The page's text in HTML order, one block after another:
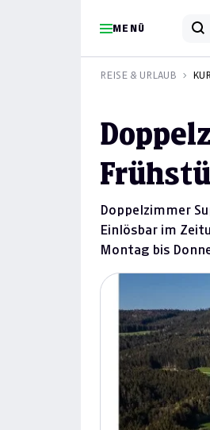
MENÜ
REISE & URLAUB
Doppelzimmer
Einlösbar im
Montag bis